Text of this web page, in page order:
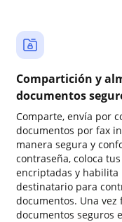
Compartición y
documentos
Comparte, envía por
documentos por fax
manera segura y
contraseña, coloca
encriptadas y habilita
destinatario para
documentos. Una
documentos seguros